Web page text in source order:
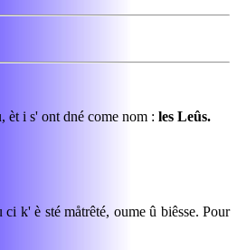
èt i s' ont dné come nom : les Leûs.
k' è sté måtrêté, oume û biêsse. Pour